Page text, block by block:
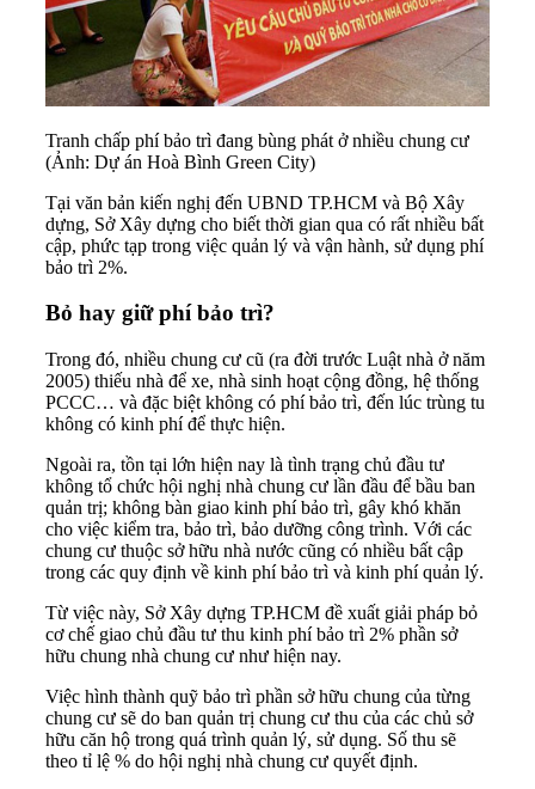
Tranh chấp phí bảo trì đang bùng phát ở nhiều chung cư
(Ảnh: Dự án Hoà Bình Green City)
Tại văn bản kiến nghị đến UBND TP.HCM và Bộ Xây
dựng, Sở Xây dựng cho biết thời gian qua có rất nhiều bất
cập, phức tạp trong việc quản lý và vận hành, sử dụng phí
bảo trì 2%.
Bỏ hay giữ phí bảo trì?
Trong đó, nhiều chung cư cũ (ra đời trước Luật nhà ở năm
2005) thiếu nhà để xe, nhà sinh hoạt cộng đồng, hệ thống
PCCC… và đặc biệt không có phí bảo trì, đến lúc trùng tu
không có kinh phí để thực hiện.
Ngoài ra, tồn tại lớn hiện nay là tình trạng chủ đầu tư
không tổ chức hội nghị nhà chung cư lần đầu để bầu ban
quản trị; không bàn giao kinh phí bảo trì, gây khó khăn
cho việc kiểm tra, bảo trì, bảo dưỡng công trình. Với các
chung cư thuộc sở hữu nhà nước cũng có nhiều bất cập
trong các quy định về kinh phí bảo trì và kinh phí quản lý.
Từ việc này, Sở Xây dựng TP.HCM đề xuất giải pháp bỏ
cơ chế giao chủ đầu tư thu kinh phí bảo trì 2% phần sở
hữu chung nhà chung cư như hiện nay.
Việc hình thành quỹ bảo trì phần sở hữu chung của từng
chung cư sẽ do ban quản trị chung cư thu của các chủ sở
hữu căn hộ trong quá trình quản lý, sử dụng. Số thu sẽ
theo tỉ lệ % do hội nghị nhà chung cư quyết định.